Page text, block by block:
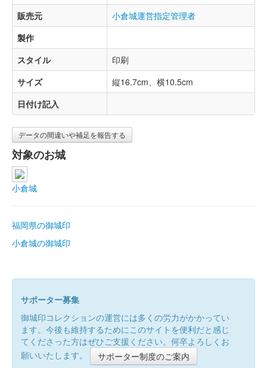
販売元
小倉城運営指定管理者
製作
スタイル
印刷
サイズ
縦16.7cm、横10.5cm
日付け記入
データの間違いや補足を報告する
対象のお城
小倉城
福岡県の御城印
小倉城の御城印
サポーター募集
御城印コレクションの運営には多くの労力がかかってい
ます。今後も維持するためにこのサイトを便利だと感じ
てくださった方はぜひご支援ください。何卒よろしくお
願いいたします。
サポーター制度のご案内